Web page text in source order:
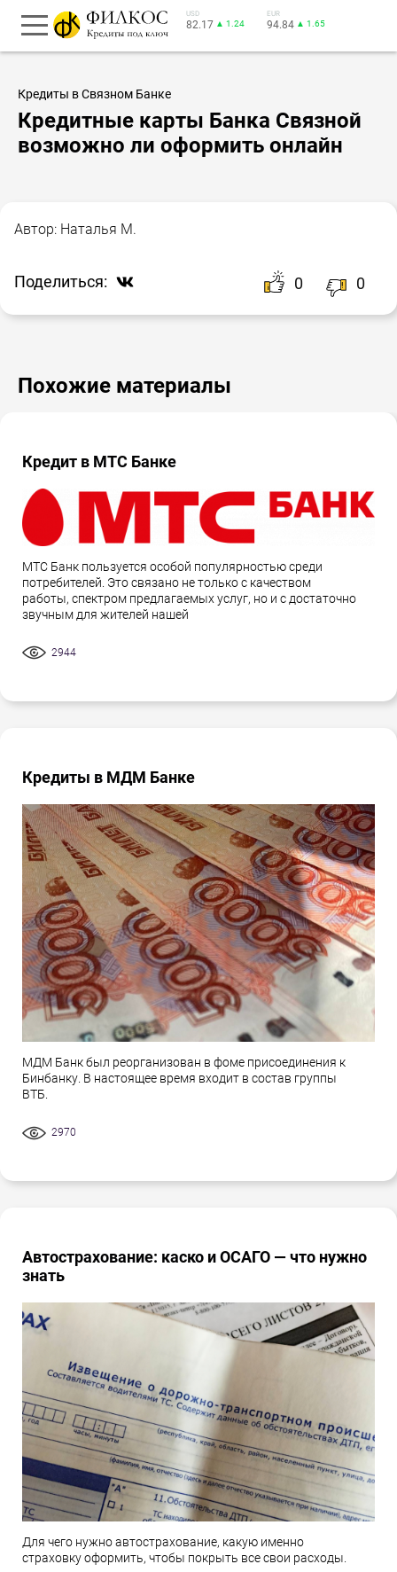
USD
82.17 ▲ 1.24
EUR
94.84 ▲ 1.65
Кредиты в Связном Банке
Кредитные карты Банка Связной
возможно ли оформить онлайн
Автор: Наталья М.
Поделиться: 0 0
Похожие материалы
Кредит в МТС Банке
МТС Банк пользуется особой популярностью среди
потребителей. Это связано не только с качеством
работы, спектром предлагаемых услуг, но и с достаточно
звучным для жителей нашей
2944
Кредиты в МДМ Банке
МДМ Банк был реорганизован в фоме присоединения к
Бинбанку. В настоящее время входит в состав группы
ВТБ.
2970
Автострахование: каско и ОСАГО — что нужно
знать
Для чего нужно автострахование, какую именно
страховку оформить, чтобы покрыть все свои расходы.